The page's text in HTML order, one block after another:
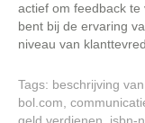
actief om feedback
bent bij de ervaring
niveau van
Tags: beschrijving
bol.com